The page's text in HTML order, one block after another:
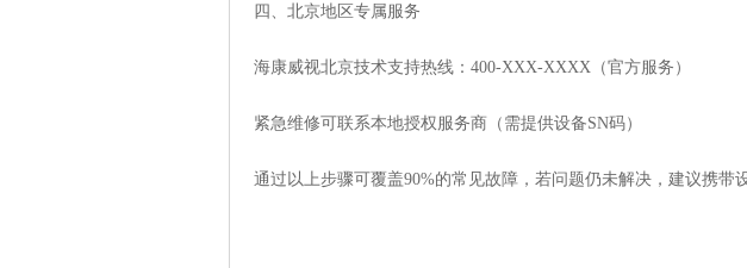
‌四、北京地区专属服务‌
海康威视北京技术支持热线：400-XXX-XXXX（官方服务）
紧急维修可联系本地授权服务商（需提供设备SN码）
通过以上步骤可覆盖90%的常见故障，若问题仍未解决，建议携带